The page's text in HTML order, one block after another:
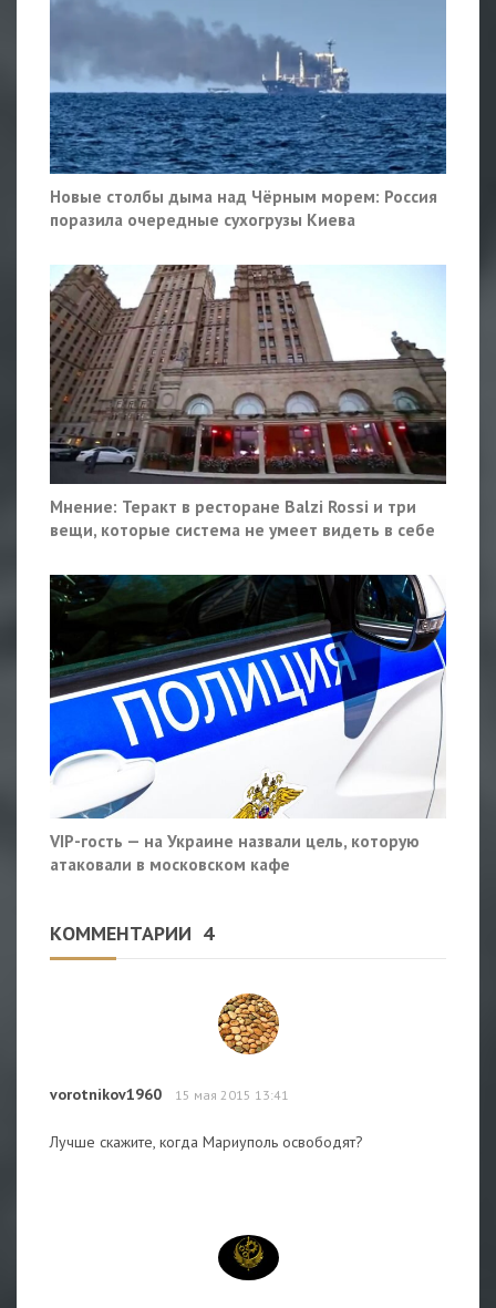
Новые столбы дыма над Чёрным морем: Россия
поразила очередные сухогрузы Киева
Мнение: Теракт в ресторане Balzi Rossi и три
вещи, которые система не умеет видеть в себе
VIP-гость — на Украине назвали цель, которую
атаковали в московском кафе
КОММЕНТАРИИ 4
vorotnikov1960 15 мая 2015 13:41
Лучше скажите, когда Мариуполь освободят?